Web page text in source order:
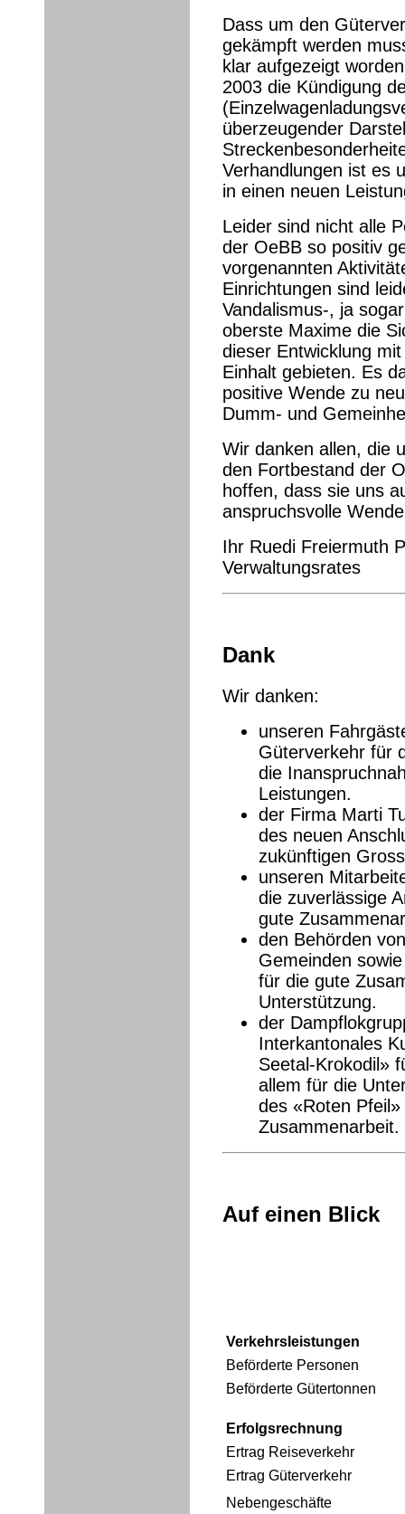
Dass um den
gekämpft werden
klar aufgezeigt
2003 die Kündigung
überzeugender
Verhandlungen ist es
in einen neuen
Leider sind nicht alle
der OeBB so positiv
vorgenannten
Einrichtungen sind
Vandalismus-, ja
oberste Maxime die
dieser Entwicklung
Einhalt gebieten. Es
positive Wende zu
Dumm- und
Wir danken allen, die
den Fortbestand der
hoffen, dass sie uns
anspruchsvolle
Ihr Ruedi Freiermuth
Verwaltungsrates
Dank
Wir danken:
unseren
Güterverkehr für
die
Leistungen.
der Firma Marti
des neuen
zukünftigen
unseren
die zuverlässige
gute
den Behörden
Gemeinden
für die gute
Unterstützung.
der
Interkantonales
Seetal-Krokodil»
allem für die
des «Roten
Zusammenarbeit.
Auf einen Blick
Verkehrsleistungen
Beförderte Personen
Beförderte Gütertonnen
Erfolgsrechnung
Ertrag Reiseverkehr
Ertrag Güterverkehr
Nebengeschäfte